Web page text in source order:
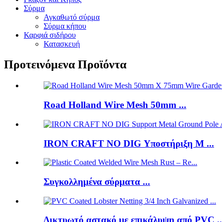
Σύρμα
Αγκαθωτό σύρμα
Σύρμα κήπου
Καρφιά σιδήρου
Κατασκευή
Προτεινόμενα Προϊόντα
Road Holland Wire Mesh 50mm ...
IRON CRAFT NO DIG Υποστήριξη M ...
Συγκολλημένα σύρματα ...